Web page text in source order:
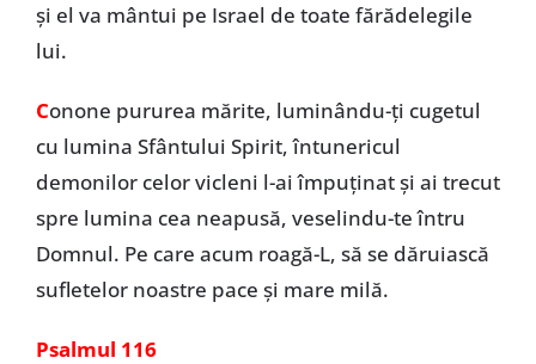
și el va mântui pe Israel de toate fărădelegile
lui.
Conone pururea mărite, luminându-ți cugetul
cu lumina Sfântului Spirit, întunericul
demonilor celor vicleni l-ai împuţinat şi ai trecut
spre lumina cea neapusă, veselindu-te întru
Domnul. Pe care acum roagă-L, să se dăruiască
sufletelor noastre pace şi mare milă.
Psalmul 116